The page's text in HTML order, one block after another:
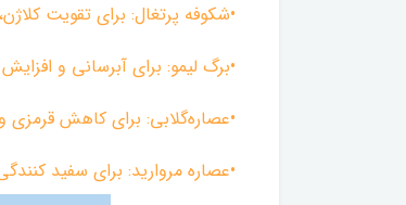
•شکوفه پرتغال: برای تقویت
•برگ لیمو: برای آبرسانی و
•عصاره‌گلابی: برای کاهش
•عصاره مروارید: برای سفید